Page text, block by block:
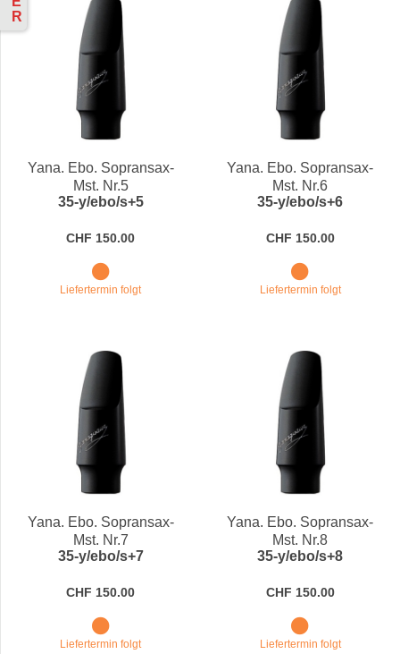
R
Yana. Ebo. Sopransax-
Mst. Nr.5
35-y/ebo/s+5
CHF 150.00
Liefertermin folgt
Yana. Ebo. Sopransax-
Mst. Nr.6
35-y/ebo/s+6
CHF 150.00
Liefertermin folgt
Yana. Ebo. Sopransax-
Mst. Nr.7
35-y/ebo/s+7
CHF 150.00
Liefertermin folgt
Yana. Ebo. Sopransax-
Mst. Nr.8
35-y/ebo/s+8
CHF 150.00
Liefertermin folgt